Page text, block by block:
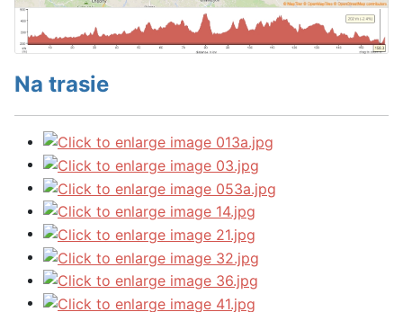
Na trasie